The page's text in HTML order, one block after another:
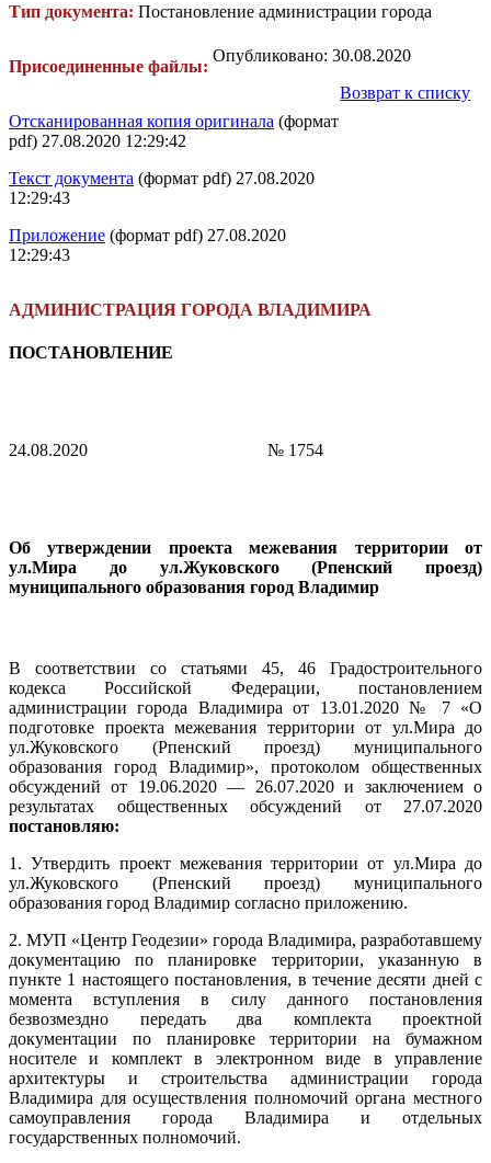
Тип документа: Постановление администрации города
Присоединенные файлы:
Отсканированная копия оригинала (формат
pdf) 27.08.2020 12:29:42
Текст документа (формат pdf) 27.08.2020
12:29:43
Приложение (формат pdf) 27.08.2020
12:29:43
АДМИНИСТРАЦИЯ ГОРОДА ВЛАДИМИРА
ПОСТАНОВЛЕНИЕ
24.08.2020 № 1754
Об утверждении проекта межевания территории от
ул.Мира до ул.Жуковского (Рпенский проезд)
муниципального образования город Владимир
В соответствии со статьями 45, 46 Градостроительного
кодекса Российской Федерации, постановлением
администрации города Владимира от 13.01.2020 № 7 «О
подготовке проекта межевания территории от ул.Мира до
ул.Жуковского (Рпенский проезд) муниципального
образования город Владимир», протоколом общественных
обсуждений от 19.06.2020 — 26.07.2020 и заключением о
результатах общественных обсуждений от 27.07.2020
постановляю:
1. Утвердить проект межевания территории от ул.Мира до
ул.Жуковского (Рпенский проезд) муниципального
образования город Владимир согласно приложению.
2. МУП «Центр Геодезии» города Владимира, разработавшему
документацию по планировке территории, указанную в
пункте 1 настоящего постановления, в течение десяти дней с
момента вступления в силу данного постановления
безвозмездно передать два комплекта проектной
документации по планировке территории на бумажном
носителе и комплект в электронном виде в управление
архитектуры и строительства администрации города
Владимира для осуществления полномочий органа местного
самоуправления города Владимира и отдельных
государственных полномочий.
Опубликовано: 30.08.2020
Возврат к списку